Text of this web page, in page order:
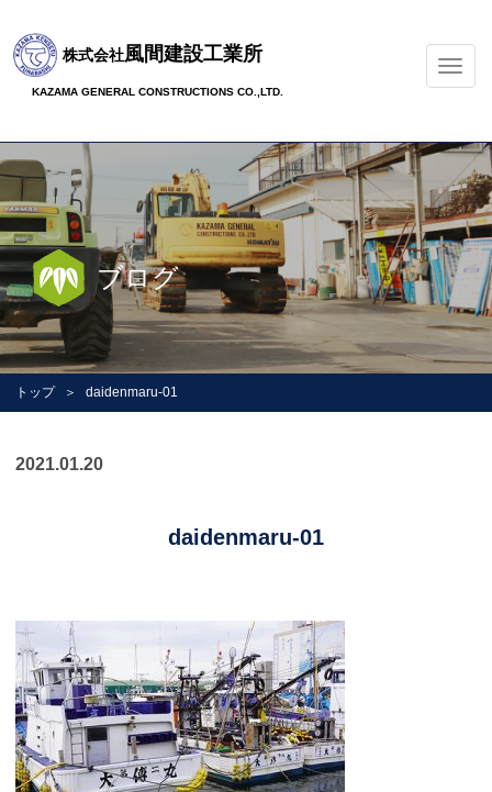
ナ
ビ
ー
シ
ョ
ン
の
切
替
株式会社風間建設工業所
KAZAMA GENERAL CONSTRUCTIONS CO.,LTD.
ブログ
トップ daidenmaru-01
2021.01.20
daidenmaru-01